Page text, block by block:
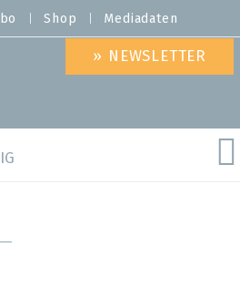
Shop Mediadaten
» NEWSLETTER